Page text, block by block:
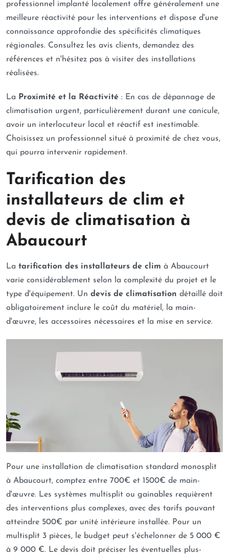
professionnel implanté localement offre généralement une
meilleure réactivité pour les interventions et dispose d'une
connaissance approfondie des spécificités climatiques
régionales. Consultez les avis clients, demandez des
références et n'hésitez pas à visiter des installations
réalisées.
La Proximité et la Réactivité : En cas de dépannage de
climatisation urgent, particulièrement durant une canicule,
avoir un interlocuteur local et réactif est inestimable.
Choisissez un professionnel situé à proximité de chez vous,
qui pourra intervenir rapidement.
Tarification des
installateurs de clim et
devis de climatisation à
Abaucourt
La tarification des installateurs de clim à Abaucourt
varie considérablement selon la complexité du projet et le
type d'équipement. Un devis de climatisation détaillé doit
obligatoirement inclure le coût du matériel, la main-
d'œuvre, les accessoires nécessaires et la mise en service.
Pour une installation de climatisation standard monosplit
à Abaucourt, comptez entre 700€ et 1500€ de main-
d'œuvre. Les systèmes multisplit ou gainables requièrent
des interventions plus complexes, avec des tarifs pouvant
atteindre 500€ par unité intérieure installée. Pour un
multisplit 3 pièces, le budget peut s'échelonner de 5 000 €
à 9 000 €. Le devis doit préciser les éventuelles plus-